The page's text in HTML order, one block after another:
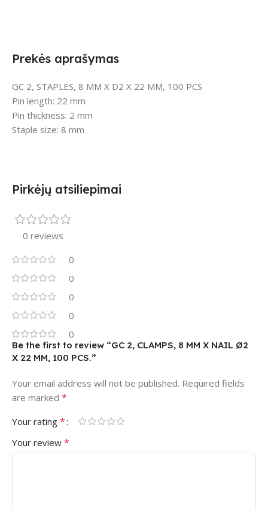
Prekės aprašymas
GC 2, STAPLES, 8 MM X D2 X 22 MM, 100 PCS
Pin length: 22 mm
Pin thickness: 2 mm
Staple size: 8 mm
Pirkėjų atsiliepimai
0 reviews
0
0
0
0
0
Be the first to review “GC 2, CLAMPS, 8 MM X NAIL Ø2
X 22 MM, 100 PCS.”
Your email address will not be published. Required fields
are marked *
Your rating *
Your review *